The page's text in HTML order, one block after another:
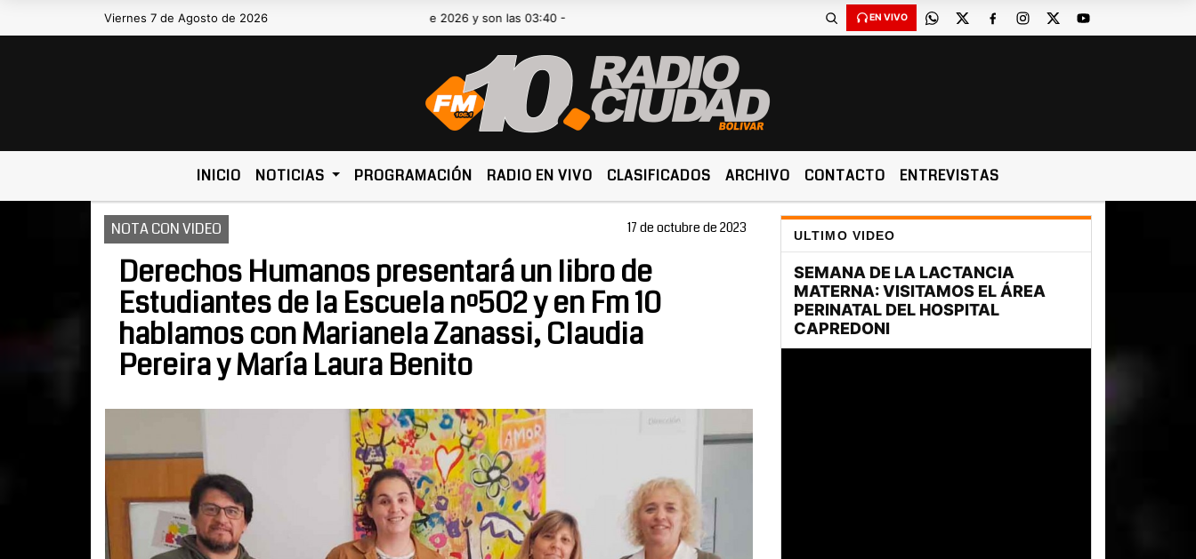
Viernes 7 de Agosto de 2026Hoy es Viernes 7 de Agosto de 2026 y son las 03:40 - EN VIVO
INICIO NOTICIAS PROGRAMACIÓN RADIO EN VIVO CLASIFICADOS ARCHIVO CONTACTO ENTREVISTAS
NOTA CON VIDEO 17 de octubre de 2023
Derechos Humanos presentará un libro de
Estudiantes de la Escuela nº502 y en Fm 10
hablamos con Marianela Zanassi, Claudia
Pereira y María Laura Benito
ULTIMO VIDEO